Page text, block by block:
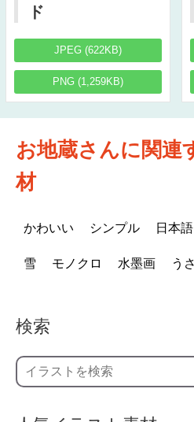
ド
JPEG (622KB)
PNG (1,259KB)
お地蔵さんに関連
材
かわいい シンプル 日本語
雪 モノクロ 水墨画 う
検索